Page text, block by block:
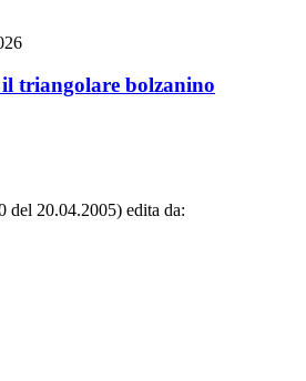
triangolare bolzanino
del 20.04.2005) edita da: